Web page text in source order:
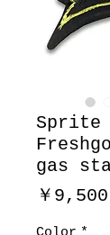
Sprite
gas
￥9,500